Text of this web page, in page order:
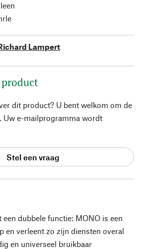
dubbele functie: MONO is een
en verleent zo zijn diensten overal
en universeel bruikbaar
Lampert
product
dit product? U bent welkom om de
Uw e-mailprogramma wordt
Stel een vraag